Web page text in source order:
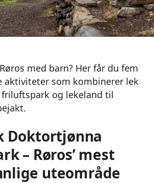
med barn? Her får du fem
aktiviteter som kombinerer lek
og lekeland til
Doktortjønna
– Røros’ mest
uteområde